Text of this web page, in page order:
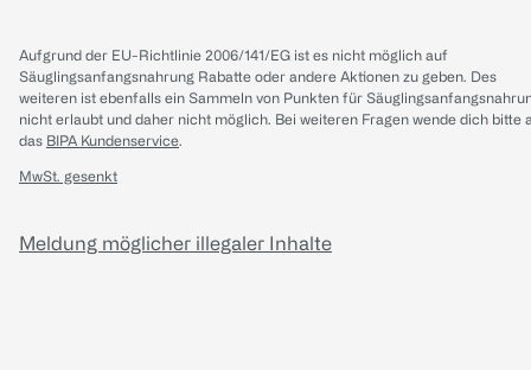
Aufgrund der EU-Richtlinie 2006/141/EG ist es nicht möglich auf
Säuglingsanfangsnahrung Rabatte oder andere Aktionen zu geben. Des
weiteren ist ebenfalls ein Sammeln von Punkten für
nicht erlaubt und daher nicht möglich. Bei weiteren Fragen wende dich bitte
das BIPA Kundenservice.
MwSt. gesenkt
Meldung möglicher illegaler Inhalte